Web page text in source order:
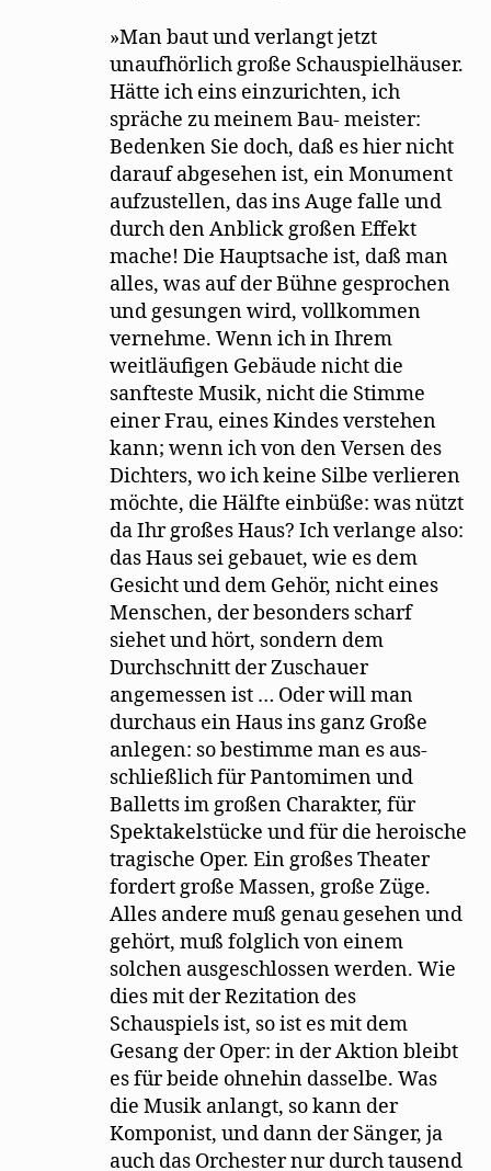
»Man baut und verlangt jetzt
unaufhörlich große Schauspielhäuser.
Hätte ich eins einzurichten, ich
spräche zu meinem Bau- meister:
Bedenken Sie doch, daß es hier nicht
darauf abgesehen ist, ein Monument
aufzustellen, das ins Auge falle und
durch den Anblick großen Effekt
mache! Die Hauptsache ist, daß man
alles, was auf der Bühne gesprochen
und gesungen wird, vollkommen
vernehme. Wenn ich in Ihrem
weitläufigen Gebäude nicht die
sanfteste Musik, nicht die Stimme
einer Frau, eines Kindes verstehen
kann; wenn ich von den Versen des
Dichters, wo ich keine Silbe verlieren
möchte, die Hälfte einbüße: was nützt
da Ihr großes Haus? Ich verlange also:
das Haus sei gebauet, wie es dem
Gesicht und dem Gehör, nicht eines
Menschen, der besonders scharf
siehet und hört, sondern dem
Durchschnitt der Zuschauer
angemessen ist … Oder will man
durchaus ein Haus ins ganz Große
anlegen: so bestimme man es aus-
schließlich für Pantomimen und
Balletts im großen Charakter, für
Spektakelstücke und für die heroische
tragische Oper. Ein großes Theater
fordert große Massen, große Züge.
Alles andere muß genau gesehen und
gehört, muß folglich von einem
solchen ausgeschlossen werden. Wie
dies mit der Rezitation des
Schauspiels ist, so ist es mit dem
Gesang der Oper: in der Aktion bleibt
es für beide ohnehin dasselbe. Was
die Musik anlangt, so kann der
Komponist, und dann der Sänger, ja
auch das Orchester nur durch tausend